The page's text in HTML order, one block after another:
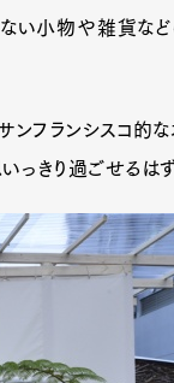
ない小物や雑貨な
ンフランシスコ的
きり過ごせるはず